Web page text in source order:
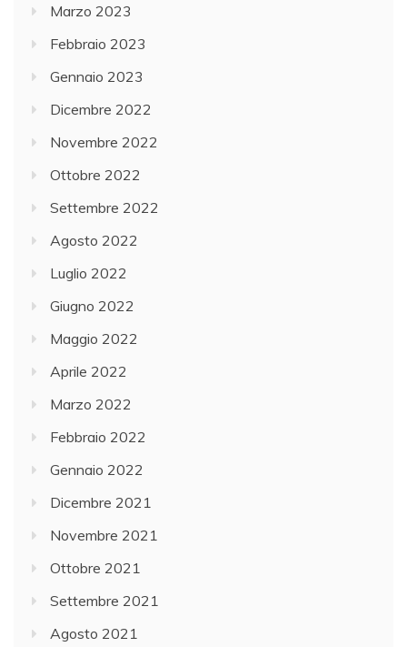
Marzo 2023
Febbraio 2023
Gennaio 2023
Dicembre 2022
Novembre 2022
Ottobre 2022
Settembre 2022
Agosto 2022
Luglio 2022
Giugno 2022
Maggio 2022
Aprile 2022
Marzo 2022
Febbraio 2022
Gennaio 2022
Dicembre 2021
Novembre 2021
Ottobre 2021
Settembre 2021
Agosto 2021